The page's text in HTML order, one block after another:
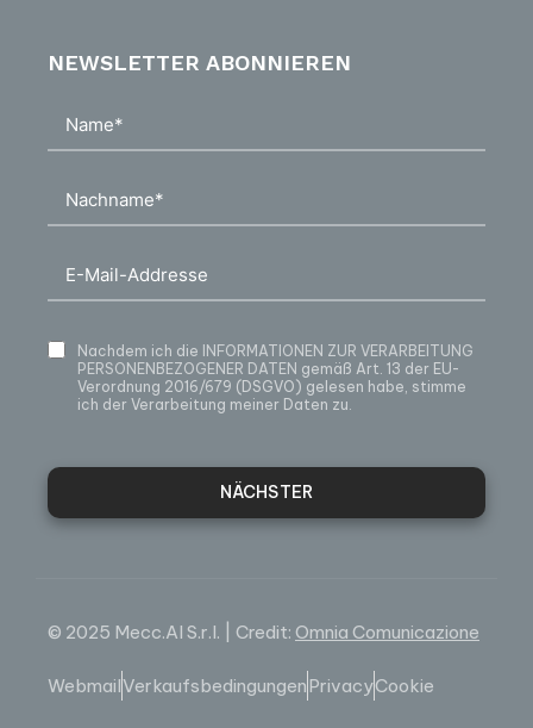
NEWSLETTER ABONNIEREN
Nachdem ich die INFORMATIONEN ZUR VERARBEITUNG
PERSONENBEZOGENER DATEN gemäß Art. 13 der EU-
Verordnung 2016/679 (DSGVO) gelesen habe, stimme
ich der Verarbeitung meiner Daten zu.
NÄCHSTER
© 2025 Mecc.Al S.r.l. | Credit: Omnia Comunicazione
WebmailVerkaufsbedingungenPrivacyCookie